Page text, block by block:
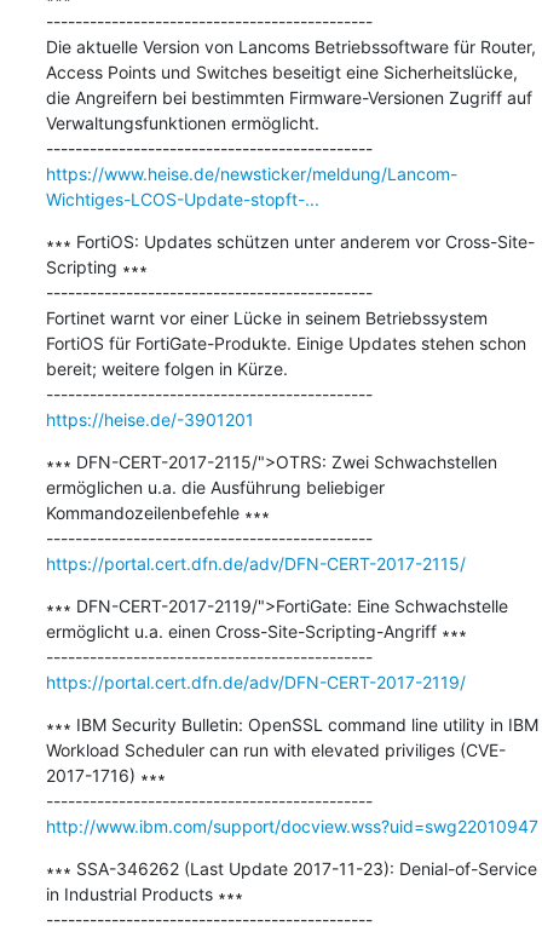
---------------------------------------------
Die aktuelle Version von Lancoms Betriebssoftware für Router,
Access Points und Switches beseitigt eine Sicherheitslücke,
die Angreifern bei bestimmten Firmware-Versionen Zugriff auf
Verwaltungsfunktionen ermöglicht.
---------------------------------------------
https://www.heise.de/newsticker/meldung/Lancom-
Wichtiges-LCOS-Update-stopft-...
∗∗∗ FortiOS: Updates schützen unter anderem vor Cross-Site-
Scripting ∗∗∗
---------------------------------------------
Fortinet warnt vor einer Lücke in seinem Betriebssystem
FortiOS für FortiGate-Produkte. Einige Updates stehen schon
bereit; weitere folgen in Kürze.
---------------------------------------------
https://heise.de/-3901201
∗∗∗ DFN-CERT-2017-2115/">OTRS: Zwei Schwachstellen
ermöglichen u.a. die Ausführung beliebiger
Kommandozeilenbefehle ∗∗∗
---------------------------------------------
https://portal.cert.dfn.de/adv/DFN-CERT-2017-2115/
∗∗∗ DFN-CERT-2017-2119/">FortiGate: Eine Schwachstelle
ermöglicht u.a. einen Cross-Site-Scripting-Angriff ∗∗∗
---------------------------------------------
https://portal.cert.dfn.de/adv/DFN-CERT-2017-2119/
∗∗∗ IBM Security Bulletin: OpenSSL command line utility in IBM
Workload Scheduler can run with elevated priviliges (CVE-
2017-1716) ∗∗∗
---------------------------------------------
http://www.ibm.com/support/docview.wss?uid=swg22010947
∗∗∗ SSA-346262 (Last Update 2017-11-23): Denial-of-Service
in Industrial Products ∗∗∗
---------------------------------------------